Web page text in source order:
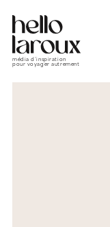
média d’inspiration
pour voyager autrement